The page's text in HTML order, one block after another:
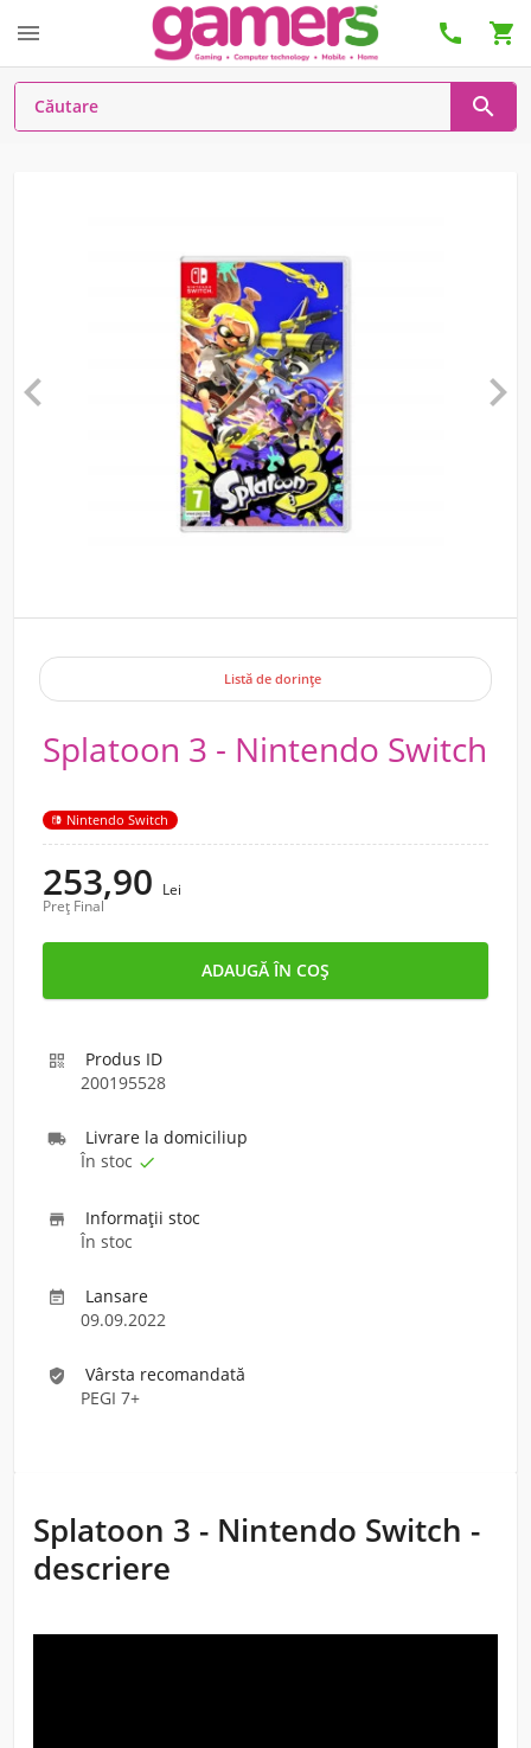
  

 
Listă de dorințe
Splatoon 3 - Nintendo Switch
Nintendo Switch
253,90 Lei
Preț Final

Produs ID
200195528
 Livrare la domiciliup
În stoc 

Informaţii stoc
În stoc

Lansare
09.09.2022
verified_user
Vârsta recomandată
PEGI 7+
Splatoon 3 - Nintendo Switch -
descriere